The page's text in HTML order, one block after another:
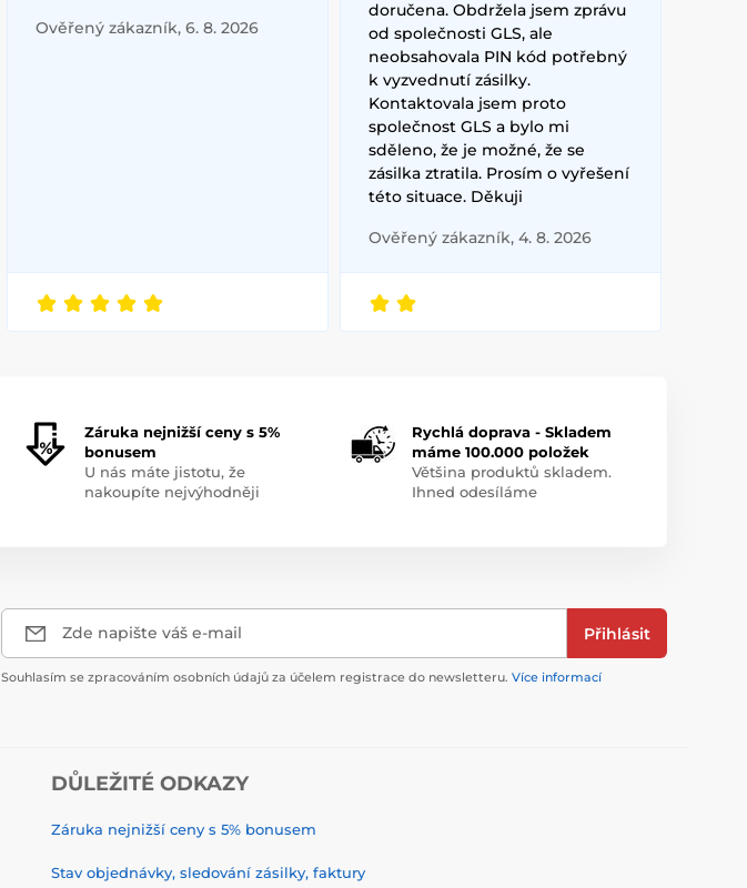
Ověřený zákazník, 6. 8. 2026
doručena. Obdržela jsem zprávu
od společnosti GLS, ale
neobsahovala PIN kód potřebný
k vyzvednutí zásilky.
Kontaktovala jsem proto
společnost GLS a bylo mi
sděleno, že je možné, že se
zásilka ztratila. Prosím o vyřešení
této situace. Děkuji
Ověřený zákazník, 4. 8. 2026
Záruka nejnižší ceny s 5%
bonusem
U nás máte jistotu, že
nakoupíte nejvýhodněji
Rychlá doprava - Skladem
máme 100.000 položek
Většina produktů skladem.
Ihned odesíláme
Zde napište váš e-mail Přihlásit
Souhlasím se zpracováním osobních údajů za účelem registrace do newsletteru. Více informací
DŮLEŽITÉ ODKAZY
Záruka nejnižší ceny s 5% bonusem
Stav objednávky, sledování zásilky, faktury